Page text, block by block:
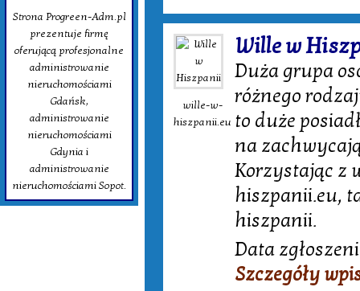
Strona Progreen-Adm.pl
prezentuje firmę
oferującą profesjonalne
administrowanie
nieruchomościami
Gdańsk,
administrowanie
nieruchomościami
Gdynia i
administrowanie
nieruchomościami Sopot.
wille-w-
hiszpanii.eu
Wille w
Duża grupa
różnego
to duże
na
Korzystając z
hiszpanii.eu,
hiszpanii.
Data
Szczegóły